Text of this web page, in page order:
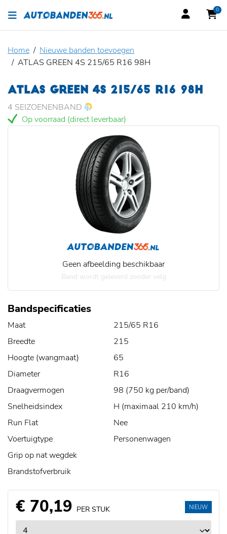
0
Home
Nieuwe banden toevoegen
ATLAS GREEN 4S 215/65 R16 98H
ATLAS GREEN 4S 215/65 R16 98H
4 SEIZOENENBAND
Op voorraad (direct leverbaar)
Geen afbeelding beschikbaar
Band wordt geleverd zonder velg
Bandspecificaties
Maat
215/65 R16
Breedte
215
Hoogte (wangmaat)
65
Diameter
R16
Draagvermogen
98 (750 kg per/band)
Snelheidsindex
H (maximaal 210 km/h)
Run Flat
Nee
Voertuigtype
Personenwagen
Grip op nat wegdek
Brandstofverbruik
€ 70,19 PER STUK NIEUW